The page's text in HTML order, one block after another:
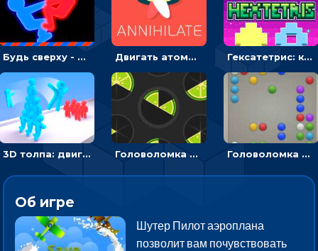
Будь сверху - борись с другом и выигрывай Двигать атомы, чтобы соединить – головоломка Гексатетрис: кидать блок, чтобы складывать три в ряд - головоломка
3D толпа: двигаться и собирать цветных человечков Головоломка Ломтики: уложи фрагменты и получи круг Головоломка Линии: собери шарики в ряд из 5
Об игре
Шутер Пилот аэроплана
позволит вам почувствовать